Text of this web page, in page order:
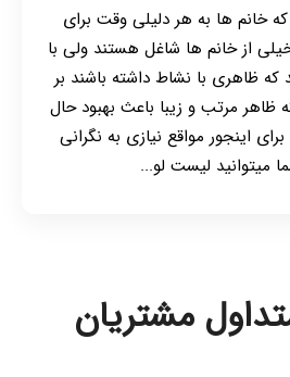
خانم ها به هر دلیلی وقت برای
از خانم ها شاغل هستند ولی با
ظاهری با نشاط داشته باشند بر
مرتب و زیبا باعث بهبود حال
اینجور مواقع نیازی به نگرانی
میتوانید لیست لو...
مشتریان